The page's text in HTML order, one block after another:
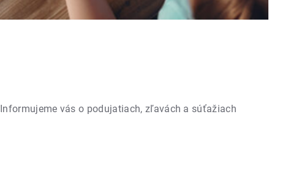
Informujeme vás o podujatiach, zľavách a súťažiach